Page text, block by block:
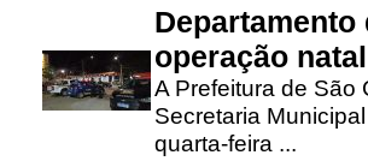
operação
A Prefeitura de São
Secretaria
quarta-feira ...